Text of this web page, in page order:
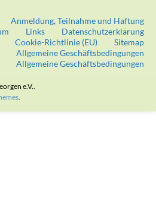
Anmeldung, Teilnahme und Haftung
Links
Datenschutzerklärung
Cookie-Richtlinie (EU)
Sitemap
Allgemeine Geschäftsbedingungen
Allgemeine Geschäftsbedingungen
e.V..